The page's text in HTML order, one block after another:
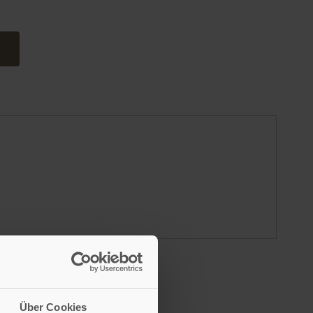
Über Cookies